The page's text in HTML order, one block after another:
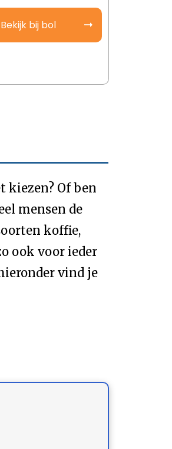
Bekijk bij bol
kiezen? Of ben
mensen de
koffie,
ook voor ieder
vind je